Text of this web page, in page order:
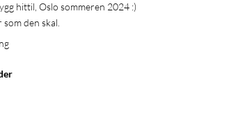
hittil, Oslo sommeren 2024 :)
som den skal.